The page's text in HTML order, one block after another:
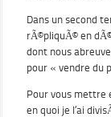
Dans un second
rÃ©pliquÃ© en
dont nous
pour « vendre du
Pour vous mettre
en quoi je l’ai